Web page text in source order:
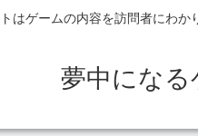
はゲームの内容を訪問者にわ
夢中になる